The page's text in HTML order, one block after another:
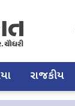
રાજકીય